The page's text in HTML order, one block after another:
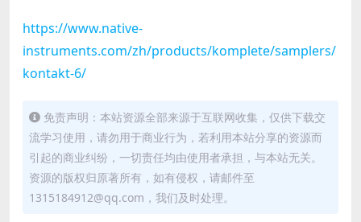
https://www.native-
instruments.com/zh/products/komplete/samplers/
kontakt-6/
免责声明：本站资源全部来源于互联网收集，仅供下载交
流学习使用，请勿用于商业行为，若利用本站分享的资源而
引起的商业纠纷，一切责任均由使用者承担，与本站无关。
资源的版权归原著所有，如有侵权，请邮件至
1315184912@qq.com，我们及时处理。